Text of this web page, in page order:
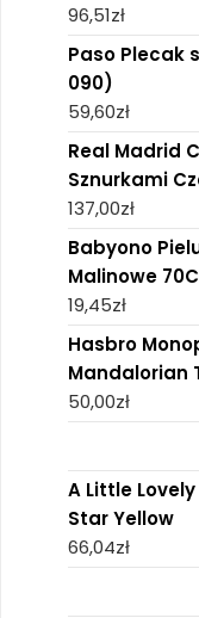
96,51zł
Paso Plecak
090)
59,60zł
Real Madrid
Sznurkami
137,00zł
Babyono
Malinowe
19,45zł
Hasbro
Mandalorian
50,00zł
A Little
Star Yellow
66,04zł